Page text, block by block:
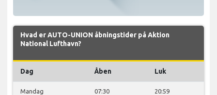
Hvad er AUTO-UNION åbningstider på Aktion
National Lufthavn?
Dag Åben Luk
Mandag 07:30 20:59